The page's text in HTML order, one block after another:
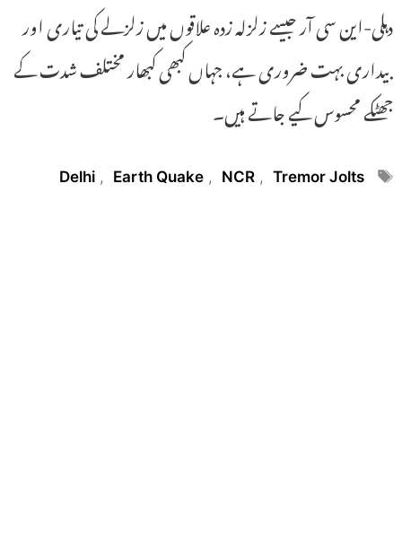
دہلی-این سی آر جیسے زلزلہ زدہ علاقوں میں زلزلے کی تیاری اور
بیداری بہت ضروری ہے، جہاں کبھی کبھار مختلف شدت کے
جھٹکے محسوس کیے جاتے ہیں۔
Tags
Delhi , Earth Quake , NCR , Tremor Jolts